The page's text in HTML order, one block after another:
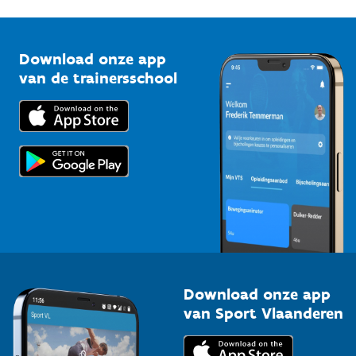
Bedrijven
Trainers en begeleiders
Topsporters
Vlaamse Trainersschool
Kennisplatform
Downloads
Voor de pers
Download onze app
van de trainersschool
Download onze app
van Sport Vlaanderen